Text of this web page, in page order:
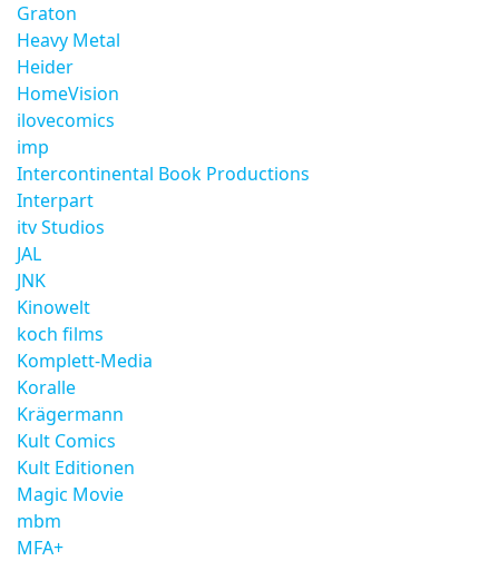
Graton
Heavy Metal
Heider
HomeVision
ilovecomics
imp
Intercontinental Book Productions
Interpart
itv Studios
JAL
JNK
Kinowelt
koch films
Komplett-Media
Koralle
Krägermann
Kult Comics
Kult Editionen
Magic Movie
mbm
MFA+